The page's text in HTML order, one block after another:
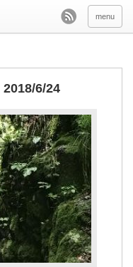
menu
6/24